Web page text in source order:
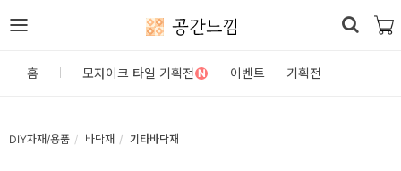
공간느낌
홈 모자이크 타일 기획전 N 이벤트 기획전
DIY자재/용품 바닥재 기타바닥재